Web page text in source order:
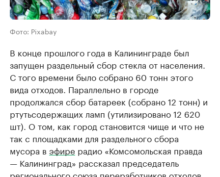
Фото: Pixabay
В конце прошлого года в Калининграде был
запущен раздельный сбор стекла от населения.
С того времени было собрано 60 тонн этого
вида отходов. Параллельно в городе
продолжался сбор батареек (собрано 12 тонн) и
ртутьсодержащих ламп (утилизировано 12 620
шт). О том, как город становится чище и что не
так с площадками для раздельного сбора
мусора в эфире радио «Комсомольская правда
— Калининград» рассказал председатель